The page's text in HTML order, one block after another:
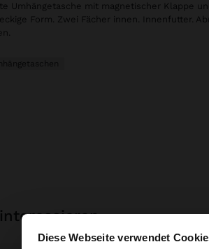
Diese Webseite verwendet
Umhängetasche mit magnetischer Klappe
Form. Zwei Fächer innen. Innenfutter.